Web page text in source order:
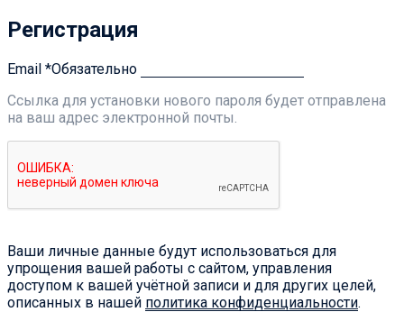
Регистрация
Email *Обязательно
Ссылка для установки нового пароля будет отправлена ​​
на ваш адрес электронной почты.
Ваши личные данные будут использоваться для
упрощения вашей работы с сайтом, управления
доступом к вашей учётной записи и для других целей,
описанных в нашей политика конфиденциальности.